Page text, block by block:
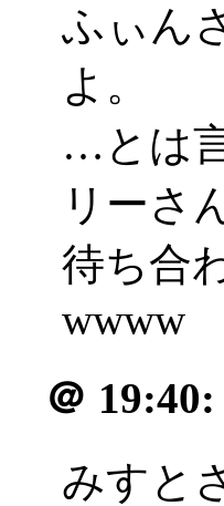
ふぃん
よ。
…とは
リーさ
待ち合
wwww
＠ 19:40:
みすと